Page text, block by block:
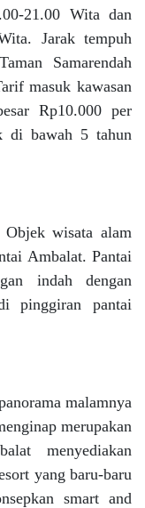
21.00 Wita dan
Jarak tempuh
Samarendah
masuk kawasan
Rp10.000 per
di bawah 5 tahun
wisata alam
Ambalat. Pantai
indah dengan
pinggiran pantai
malamnya
merupakan
menyediakan
yang baru-baru
smart and